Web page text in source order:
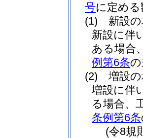
号に定め
(1)
新設
新設に伴
ある場合
例第6条
(2)
増設
増設に伴
る場合、
条例第6条
(令8規